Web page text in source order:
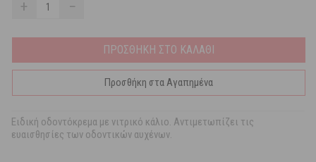
+ −
ΠΡΟΣΘΗΚΗ ΣΤΟ ΚΑΛΑΘΙ
Προσθήκη στα Αγαπημένα
Ειδική οδοντόκρεμα με νιτρικό κάλιο. Αντιμετωπίζει τις
ευαισθησίες των οδοντικών αυχένων.